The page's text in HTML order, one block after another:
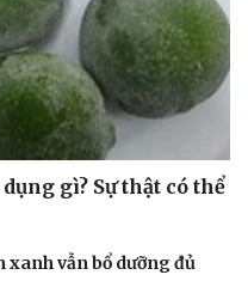
gì? Sự thật có thể
xanh vẫn bổ dưỡng đủ